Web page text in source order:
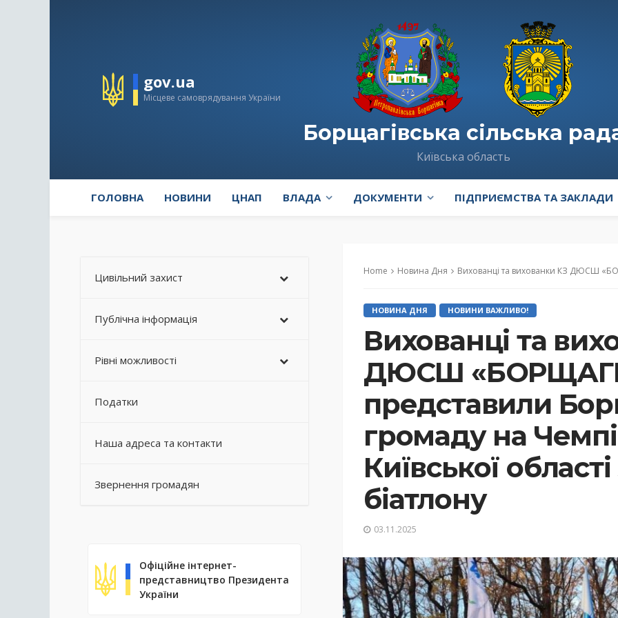
gov.ua
Місцеве самоврядування України
Борщагівська сільська
Київська область
ГОЛОВНА НОВИНИ ЦНАП ВЛАДА ДОКУМЕНТИ ПІДПРИЄМСТВА ТА ЗАКЛАДИ
Home Новина Дня Вихованці та вихованки КЗ ДЮСШ «БОРЩАГІВЕЦЬ» гідно
НОВИНА ДНЯ НОВИНИ ВАЖЛИВО!
Вихованці та
ДЮСШ
представили
громаду на
Київської
біатлону
03.11.2025
Цивільний захист
Публічна інформація
Рівні можливості
Податки
Наша адреса та контакти
Звернення громадян
Офіційне інтернет-
представництво Президента
України